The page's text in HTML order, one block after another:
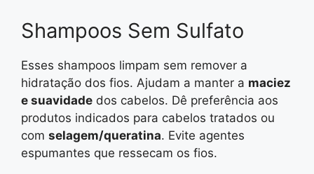
Shampoos Sem Sulfato
Esses shampoos limpam sem remover a
hidratação dos fios. Ajudam a manter a maciez
e suavidade dos cabelos. Dê preferência aos
produtos indicados para cabelos tratados ou
com selagem/queratina. Evite agentes
espumantes que ressecam os fios.